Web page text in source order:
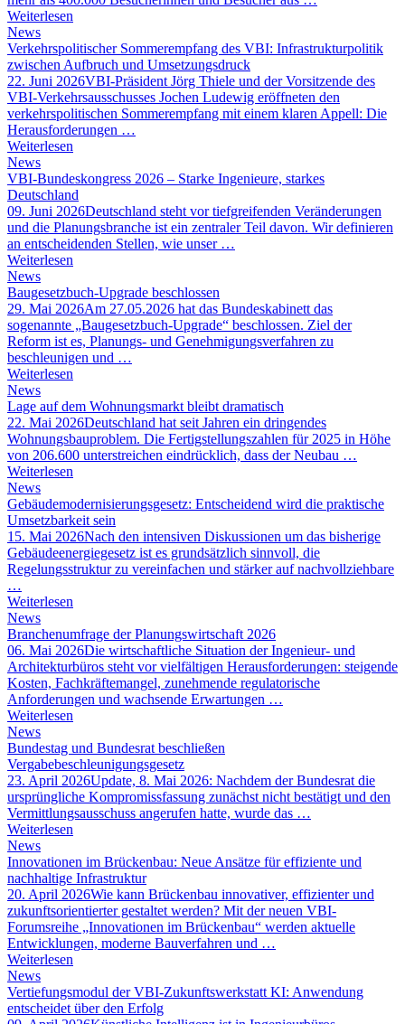
Weiterlesen
News
Verkehrspolitischer Sommerempfang des VBI: Infrastrukturpolitik
zwischen Aufbruch und Umsetzungsdruck
22. Juni 2026VBI-Präsident Jörg Thiele und der Vorsitzende des
VBI-Verkehrsausschusses Jochen Ludewig eröffneten den
verkehrspolitischen Sommerempfang mit einem klaren Appell: Die
Herausforderungen …
Weiterlesen
News
VBI-Bundeskongress 2026 – Starke Ingenieure, starkes
Deutschland
09. Juni 2026Deutschland steht vor tiefgreifenden Veränderungen
und die Planungsbranche ist ein zentraler Teil davon. Wir definieren
an entscheidenden Stellen, wie unser …
Weiterlesen
News
Baugesetzbuch-Upgrade beschlossen
29. Mai 2026Am 27.05.2026 hat das Bundeskabinett das
sogenannte „Baugesetzbuch-Upgrade“ beschlossen. Ziel der
Reform ist es, Planungs- und Genehmigungsverfahren zu
beschleunigen und …
Weiterlesen
News
Lage auf dem Wohnungsmarkt bleibt dramatisch
22. Mai 2026Deutschland hat seit Jahren ein dringendes
Wohnungsbauproblem. Die Fertigstellungszahlen für 2025 in Höhe
von 206.600 unterstreichen eindrücklich, dass der Neubau …
Weiterlesen
News
Gebäudemodernisierungsgesetz: Entscheidend wird die praktische
Umsetzbarkeit sein
15. Mai 2026Nach den intensiven Diskussionen um das bisherige
Gebäudeenergiegesetz ist es grundsätzlich sinnvoll, die
Regelungsstruktur zu vereinfachen und stärker auf nachvollziehbare
…
Weiterlesen
News
Branchenumfrage der Planungswirtschaft 2026
06. Mai 2026Die wirtschaftliche Situation der Ingenieur- und
Architekturbüros steht vor vielfältigen Herausforderungen: steigende
Kosten, Fachkräftemangel, zunehmende regulatorische
Anforderungen und wachsende Erwartungen …
Weiterlesen
News
Bundestag und Bundesrat beschließen
Vergabebeschleunigungsgesetz
23. April 2026Update, 8. Mai 2026: Nachdem der Bundesrat die
ursprüngliche Kompromissfassung zunächst nicht bestätigt und den
Vermittlungsausschuss angerufen hatte, wurde das …
Weiterlesen
News
Innovationen im Brückenbau: Neue Ansätze für effiziente und
nachhaltige Infrastruktur
20. April 2026Wie kann Brückenbau innovativer, effizienter und
zukunftsorientierter gestaltet werden? Mit der neuen VBI-
Forumsreihe „Innovationen im Brückenbau“ werden aktuelle
Entwicklungen, moderne Bauverfahren und …
Weiterlesen
News
Vertiefungsmodul der VBI-Zukunftswerkstatt KI: Anwendung
entscheidet über den Erfolg